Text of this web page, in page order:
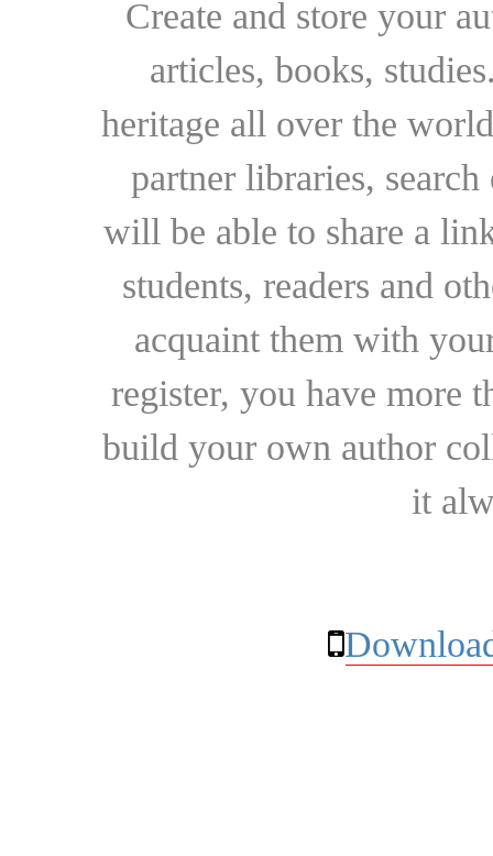
Create and store your
articles, books,
heritage all over the
partner libraries,
will be able to share a
students, readers and
acquaint them with
register, you have more
build your own author
it